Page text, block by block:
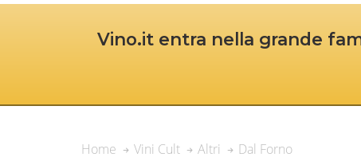
Vino.it entra nella grande
Home Vini Cult Altri Dal Forno